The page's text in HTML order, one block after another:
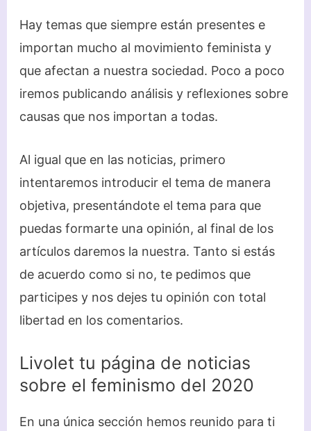
Hay temas que siempre están presentes e
importan mucho al movimiento feminista y
que afectan a nuestra sociedad. Poco a poco
iremos publicando análisis y reflexiones sobre
causas que nos importan a todas.
Al igual que en las noticias, primero
intentaremos introducir el tema de manera
objetiva, presentándote el tema para que
puedas formarte una opinión, al final de los
artículos daremos la nuestra. Tanto si estás
de acuerdo como si no, te pedimos que
participes y nos dejes tu opinión con total
libertad en los comentarios.
Livolet tu página de noticias
sobre el feminismo del 2020
En una única sección hemos reunido para ti